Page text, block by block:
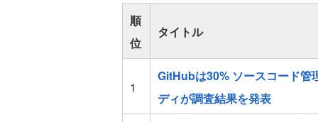
順
位
タイトル
1
GitHubは30% ソースコード
ディが調査結果を発表